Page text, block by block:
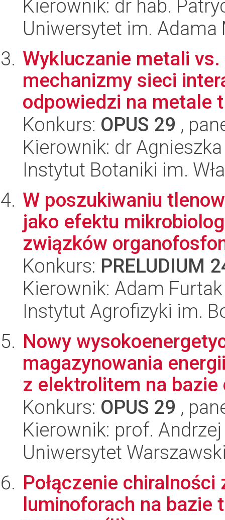
Kierownik: dr hab.
Uniwersytet im.
Wykluczanie metali
mechanizmy sieci
odpowiedzi na metale
Konkurs: OPUS 29 ,
Kierownik: dr
Instytut Botaniki im.
W poszukiwaniu
jako efektu
związków
Konkurs: PRELUDIUM
Kierownik: Adam Furtak
Instytut Agrofizyki im.
Nowy
magazynowania
z elektrolitem na bazie
Konkurs: OPUS 29 ,
Kierownik: prof.
Uniwersytet
Połączenie
luminoforach na bazie